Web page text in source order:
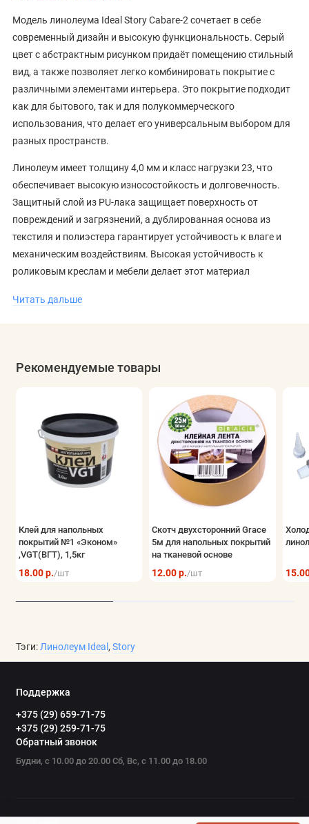
Модель линолеума Ideal Story Cabare-2 сочетает в себе
современный дизайн и высокую функциональность. Серый
цвет с абстрактным рисунком придаёт помещению стильный
вид, а также позволяет легко комбинировать покрытие с
различными элементами интерьера. Это покрытие подходит
как для бытового, так и для полукоммерческого
использования, что делает его универсальным выбором для
разных пространств.
Линолеум имеет толщину 4,0 мм и класс нагрузки 23, что
обеспечивает высокую износостойкость и долговечность.
Защитный слой из PU-лака защищает поверхность от
повреждений и загрязнений, а дублированная основа из
текстиля и полиэстера гарантирует устойчивость к влаге и
механическим воздействиям. Высокая устойчивость к
роликовым креслам и мебели делает этот материал
пространство. Ознакомьтесь скаталогом линолеума
Читать дальше
Рекомендуемые товары
Клей для напольных
покрытий №1 «Эконом»
,VGT(ВГТ), 1,5кг
18.00 р./шт
Скотч двухсторонний Grace
5м для напольных покрытий
на тканевой основе
12.00 р./шт
Тэги:Линолеум Ideal , Story
Поддержка
+375 (29) 659-71-75
+375 (29) 259-71-75
Обратный звонок
Будни, с 10.00 до 20.00 Сб, Вс, с 11.00 до 18.00